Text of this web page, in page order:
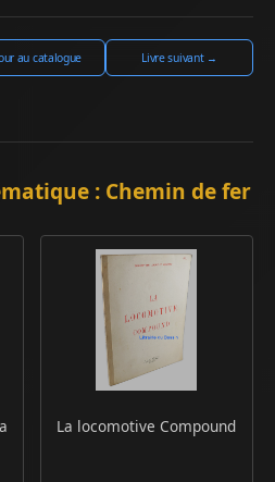
au catalogue Livre suivant →
: Chemin de fer
La locomotive Compound